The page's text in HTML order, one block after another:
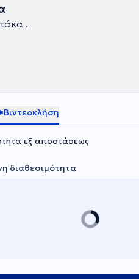
.
Βιντεοκλήση
εξ αποστάσεως
διαθεσιμότητα